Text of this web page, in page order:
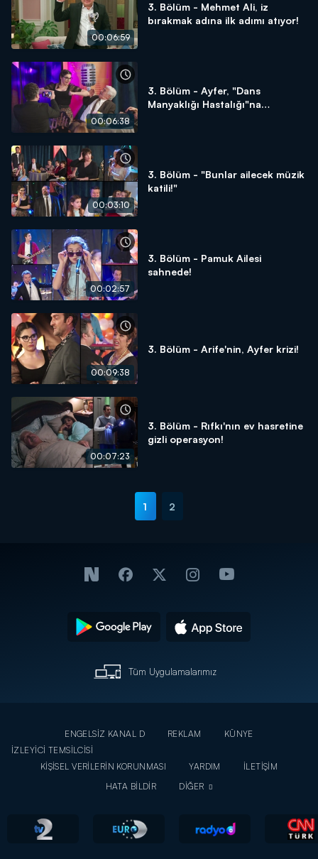
00:06:59
3. Bölüm - Mehmet Ali, iz
bırakmak adına ilk adımı atıyor!
00:06:38
3. Bölüm - Ayfer, "Dans
Manyaklığı Hastalığı"na
00:03:10
3. Bölüm - "Bunlar ailecek müzik
katili!"
00:02:57
3. Bölüm - Pamuk Ailesi
sahnede!
00:09:38
3. Bölüm - Arife'nin, Ayfer krizi!
00:07:23
3. Bölüm - Rıfkı'nın ev hasretine
gizli operasyon!
1 2
Tüm Uygulamalarımız
ENGELSİZ KANAL D REKLAM
KÜNYE
İZLEYİCİ TEMSİLCİSİ
KİŞİSEL VERİLERİN KORUNMASI
YARDIM
İLETİŞİM
HATA BİLDİR
DİĞER